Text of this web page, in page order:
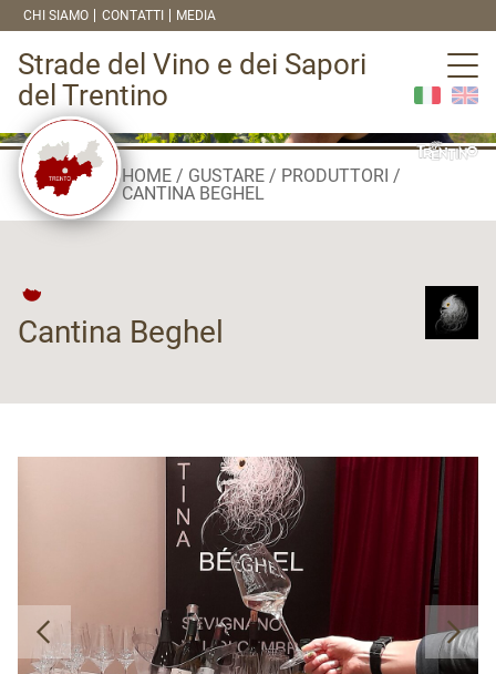
CHI SIAMO CONTATTI MEDIA
Strade del Vino e dei Sapori
del Trentino
HOME GUSTARE
PRODUTTORI
CANTINA BEGHEL
Cantina Beghel